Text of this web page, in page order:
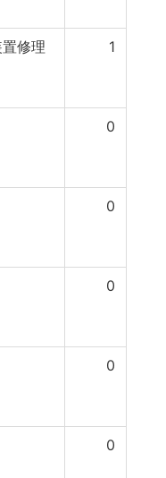
修理 1
0
0
0
0
0